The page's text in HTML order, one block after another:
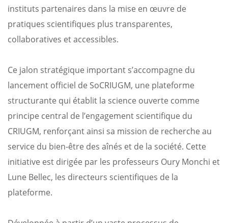
instituts partenaires dans la mise en œuvre de
pratiques scientifiques plus transparentes,
collaboratives et accessibles.
Ce jalon stratégique important s’accompagne du
lancement officiel de SoCRIUGM, une plateforme
structurante qui établit la science ouverte comme
principe central de l’engagement scientifique du
CRIUGM, renforçant ainsi sa mission de recherche au
service du bien-être des aînés et de la société. Cette
initiative est dirigée par les professeurs Oury Monchi et
Lune Bellec, les directeurs scientifiques de la
plateforme.